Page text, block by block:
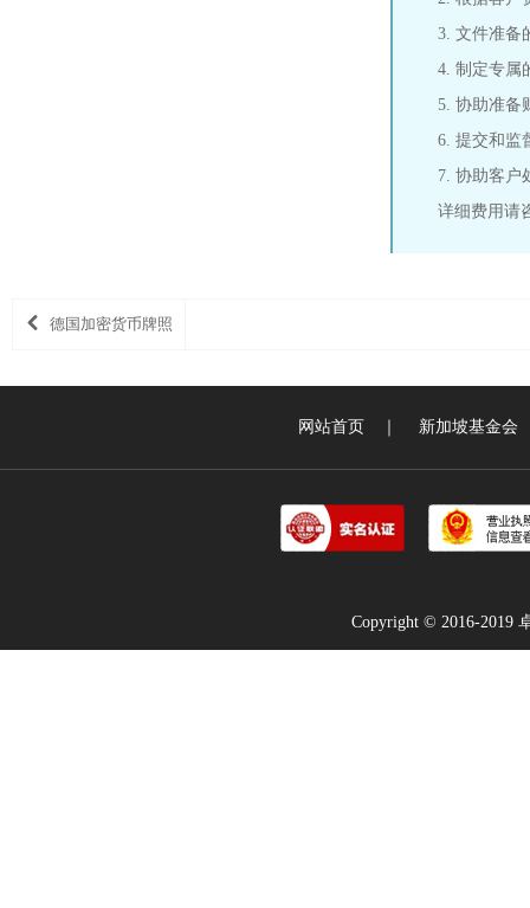
3. 文件准备
4. 制定专属
5. 协助准备
6. 提交和监
7. 协助客户
详细费用请
德国加密货币牌照
网站首页｜ 新加坡基金会
Copyright © 2016-2019